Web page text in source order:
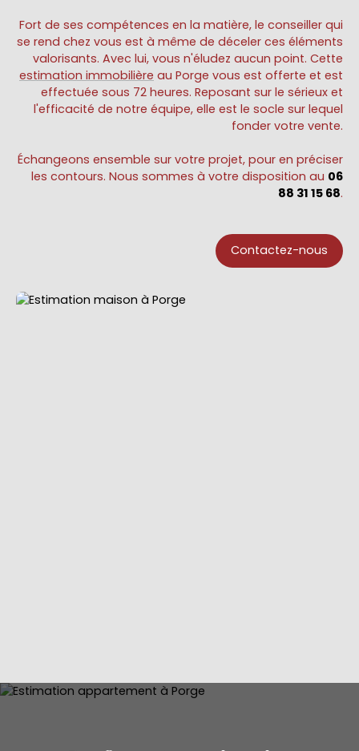
Fort de ses compétences en la matière, le conseiller qui
se rend chez vous est à même de déceler ces éléments
valorisants. Avec lui, vous n'éludez aucun point. Cette
estimation immobilière au Porge vous est offerte et est
effectuée sous 72 heures. Reposant sur le sérieux et
l'efficacité de notre équipe, elle est le socle sur lequel
fonder votre vente.
Échangeons ensemble sur votre projet, pour en préciser
les contours. Nous sommes à votre disposition au 06
88 31 15 68.
Contactez-nous